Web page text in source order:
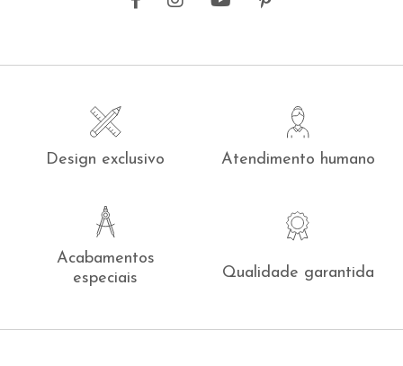
Design exclusivo Atendimento humano
Acabamentos
especiais
Qualidade garantida